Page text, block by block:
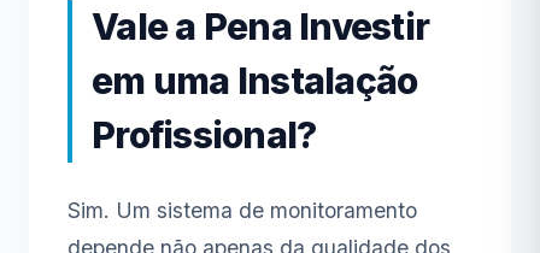
Vale a Pena Investir
em uma Instalação
Profissional?
Sim. Um sistema de monitoramento
depende não apenas da qualidade dos